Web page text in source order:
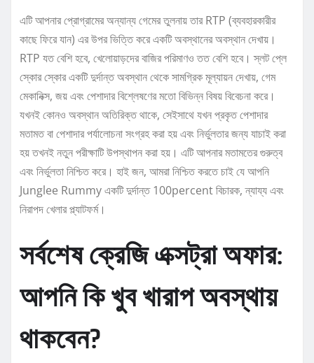
এটি আপনার প্রোগ্রামের অন্যান্য গেমের তুলনায় তার RTP (ব্যবহারকারীর
কাছে ফিরে যান) এর উপর ভিত্তি করে একটি অবস্থানের অবস্থান দেখায়।
RTP যত বেশি হবে, খেলোয়াড়দের বাজির পরিমাণও তত বেশি হবে। স্লট প্লে
স্কোর স্কোর একটি দুর্দান্ত অবস্থান থেকে সামগ্রিক মূল্যায়ন দেখায়, গেম
মেকানিক্স, জয় এবং পেশাদার বিশ্লেষণের মতো বিভিন্ন বিষয় বিবেচনা করে।
যখনই কোনও অবস্থান অতিরিক্ত থাকে, সেইসাথে যখন প্রকৃত পেশাদার
মতামত বা পেশাদার পর্যালোচনা সংগ্রহ করা হয় এবং নির্ভুলতার জন্য যাচাই করা
হয় তখনই নতুন পরীক্ষাটি উপস্থাপন করা হয়। এটি আপনার মতামতের গুরুত্ব
এবং নির্ভুলতা নিশ্চিত করে। হাই জন, আমরা নিশ্চিত করতে চাই যে আপনি
Junglee Rummy একটি দুর্দান্ত 100percent বিচারক, ন্যায্য এবং
নিরাপদ খেলার প্ল্যাটফর্ম।
সর্বশেষ ক্রেজি এক্সট্রা অফার:
আপনি কি খুব খারাপ অবস্থায়
থাকবেন?